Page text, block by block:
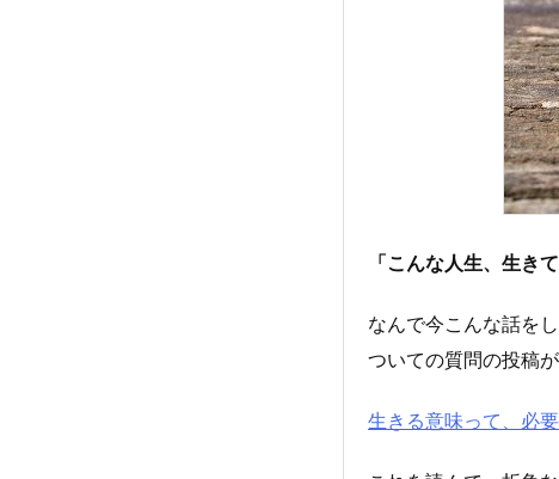
「こんな人生、生き
なんで今こんな話を
ついての質問の投稿
生きる意味って、必